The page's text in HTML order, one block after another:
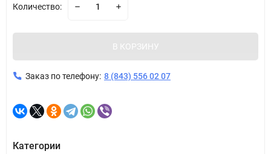
Количество:
В КОРЗИНУ
Заказ по телефону: 8 (843) 556 02 07
Категории